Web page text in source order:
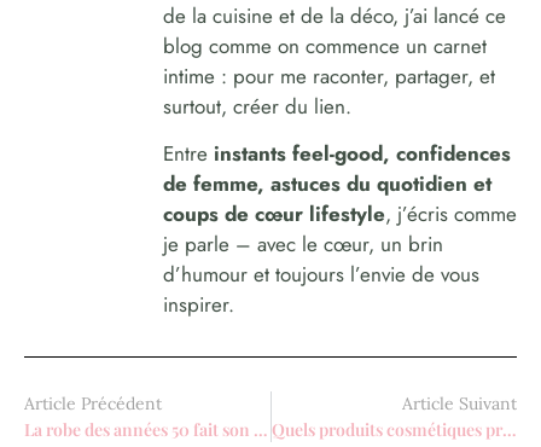
de la cuisine et de la déco, j’ai lancé ce
blog comme on commence un carnet
intime : pour me raconter, partager, et
surtout, créer du lien.
Entre instants feel-good, confidences
de femme, astuces du quotidien et
coups de cœur lifestyle, j’écris comme
je parle – avec le cœur, un brin
d’humour et toujours l’envie de vous
inspirer.
Article Précédent
La robe des années 50 fait son grand retour
Article Suivant
Quels produits cosmétiques privilégier ?